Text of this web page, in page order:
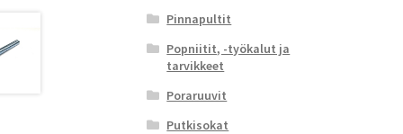
Pinnapultit
Popniitit, -työkalut ja
tarvikkeet
Poraruuvit
Putkisokat